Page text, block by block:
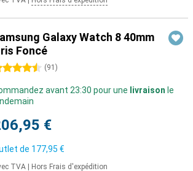
Galaxy Watch 8 40mm
Foncé
étoiles (91 )
avant 23:30 pour une livraison le
€
de 177,95 €
TVA Hors Frais d'expédition